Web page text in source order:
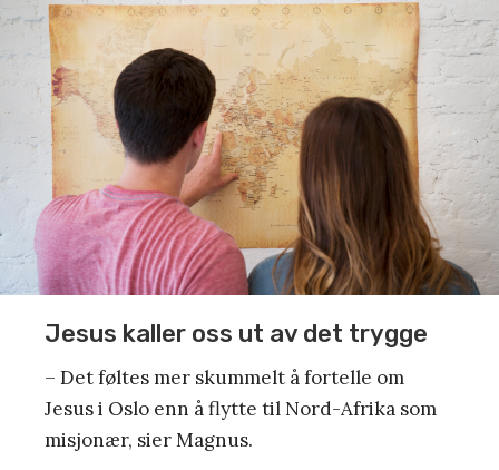
Jesus kaller oss ut av det trygge
– Det føltes mer skummelt å fortelle om
Jesus i Oslo enn å flytte til Nord-Afrika som
misjonær, sier Magnus.